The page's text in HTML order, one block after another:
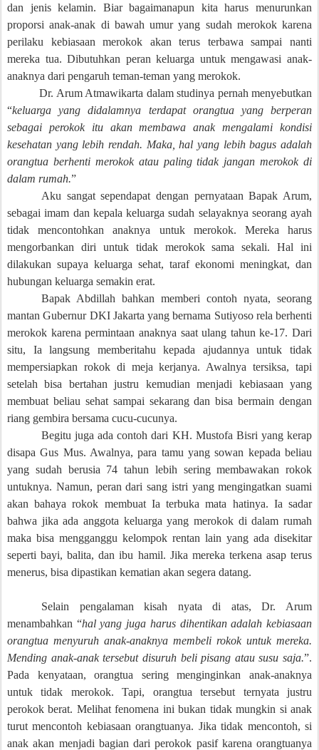
dan jenis kelamin. Biar bagaimanapun kita harus menurunkan
proporsi anak-anak di bawah umur yang sudah merokok karena
perilaku kebiasaan merokok akan terus terbawa sampai nanti
mereka tua. Dibutuhkan peran keluarga untuk mengawasi anak-
anaknya dari pengaruh teman-teman yang merokok.
Dr. Arum Atmawikarta dalam studinya pernah menyebutkan
“keluarga yang didalamnya terdapat orangtua yang berperan
sebagai perokok itu akan membawa anak mengalami kondisi
kesehatan yang lebih rendah. Maka, hal yang lebih bagus adalah
orangtua berhenti merokok atau paling tidak jangan merokok di
dalam rumah.”
Aku sangat sependapat dengan pernyataan Bapak Arum,
sebagai imam dan kepala keluarga sudah selayaknya seorang ayah
tidak mencontohkan anaknya untuk merokok. Mereka harus
mengorbankan diri untuk tidak merokok sama sekali. Hal ini
dilakukan supaya keluarga sehat, taraf ekonomi meningkat, dan
hubungan keluarga semakin erat.
Bapak Abdillah bahkan memberi contoh nyata, seorang
mantan Gubernur DKI Jakarta yang bernama Sutiyoso rela berhenti
merokok karena permintaan anaknya saat ulang tahun ke-17. Dari
situ, Ia langsung memberitahu kepada ajudannya untuk tidak
mempersiapkan rokok di meja kerjanya. Awalnya tersiksa, tapi
setelah bisa bertahan justru kemudian menjadi kebiasaan yang
membuat beliau sehat sampai sekarang dan bisa bermain dengan
riang gembira bersama cucu-cucunya.
Begitu juga ada contoh dari KH. Mustofa Bisri yang kerap
disapa Gus Mus. Awalnya, para tamu yang sowan kepada beliau
yang sudah berusia 74 tahun lebih sering membawakan rokok
untuknya. Namun, peran dari sang istri yang mengingatkan suami
akan bahaya rokok membuat Ia terbuka mata hatinya. Ia sadar
bahwa jika ada anggota keluarga yang merokok di dalam rumah
maka bisa mengganggu kelompok rentan lain yang ada disekitar
seperti bayi, balita, dan ibu hamil. Jika mereka terkena asap terus
menerus, bisa dipastikan kematian akan segera datang.
Selain pengalaman kisah nyata di atas, Dr. Arum
menambahkan “hal yang juga harus dihentikan adalah kebiasaan
orangtua menyuruh anak-anaknya membeli rokok untuk mereka.
Mending anak-anak tersebut disuruh beli pisang atau susu saja.”.
Pada kenyataan, orangtua sering menginginkan anak-anaknya
untuk tidak merokok. Tapi, orangtua tersebut ternyata justru
perokok berat. Melihat fenomena ini bukan tidak mungkin si anak
turut mencontoh kebiasaan orangtuanya. Jika tidak mencontoh, si
anak akan menjadi bagian dari perokok pasif karena orangtuanya